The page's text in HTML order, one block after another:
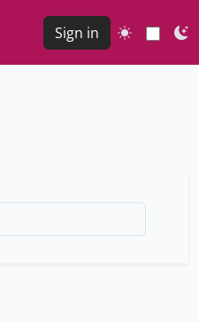
Sign in